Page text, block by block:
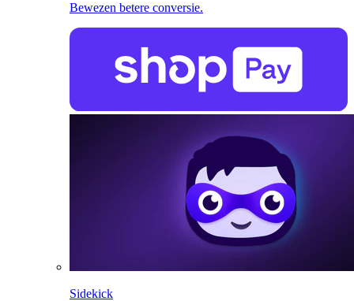
Bewezen betere conversie.
Sidekick